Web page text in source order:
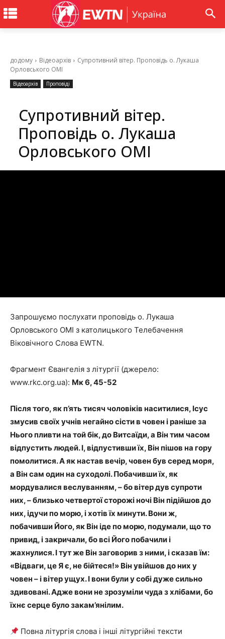
додому Відеоархів
Супротивний вітер. Проповідь о. Лукаша
Орловського ОМІ
Відеоархів Проповіді
Супротивний вітер.
Проповідь о. Лукаша
Орловського ОМІ
Запрошуємо послухати проповідь о. Лукаша
Орловського ОМІ з католицького Телебачення
Віковічного Слова EWTN.
Фрагмент Євангелія з літургії (джерело:
www.rkc.org.ua): Мк 6, 45-52
Після того, як п’ять тисяч чоловіків наситилися, Ісус
змусив своїх учнів негайно сісти в човен і раніше за
Нього пливти на той бік, до Витсаїди, а Він тим часом
відпустить людей. І, відпустивши їх, Він пішов на гору
помолитися. А як настав вечір, човен був серед моря,
а Він сам один на суходолі. Побачивши їх, як
мордувалися веслуванням, – бо вітер дув супроти
них, – близько четвертої сторожі ночі Він підійшов до
них, ідучи по морю, і хотів їх минути. Вони ж,
побачивши Його, як Він іде по морю, подумали, що то
привид, і закричали, бо всі Його побачили і
жахнулися. І тут же Він заговорив з ними, і сказав їм:
«Відваги, це Я є, не бійтеся!» Він увійшов до них у
човен – і вітер ущух. І вони були у собі дуже сильно
здивовані. Адже вони не зрозуміли чуда з хлібами, бо
їхнє серце було закам’янілим.
Повна літургія слова і інші літургійні тексти